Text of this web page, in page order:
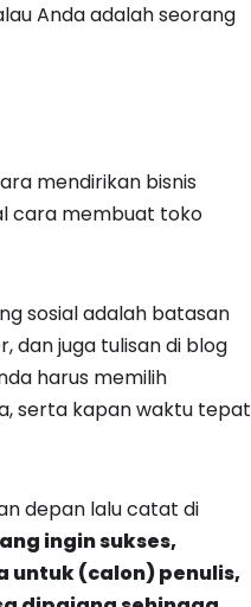
Anda adalah seorang
mendirikan bisnis
cara membuat toko
sosial adalah batasan
dan juga tulisan di blog
harus memilih
serta kapan waktu tepat
depan lalu catat di
ingin sukses,
untuk (calon) penulis,